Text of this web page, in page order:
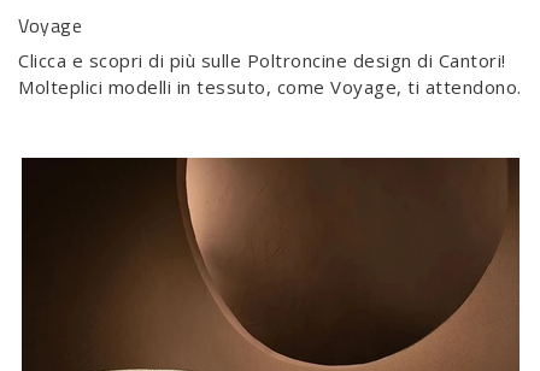
Voyage
Clicca e scopri di più sulle Poltroncine design di Cantori!
Molteplici modelli in tessuto, come Voyage, ti attendono.